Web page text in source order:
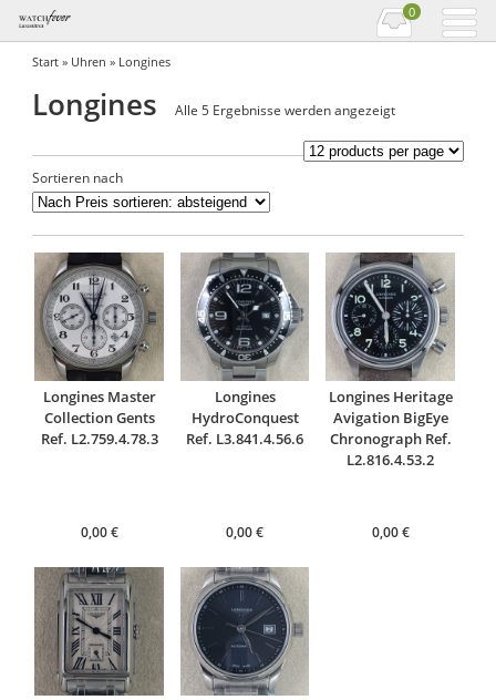
0
Start » Uhren » Longines
Longines Alle 5 Ergebnisse werden angezeigtNach
sortiert:
Sortieren nach
Longines Master
Collection Gents
Ref. L2.759.4.78.3
0,00€
Longines
HydroConquest
Ref. L3.841.4.56.6
0,00€
Longines Heritage
Avigation BigEye
Chronograph Ref.
L2.816.4.53.2
0,00€